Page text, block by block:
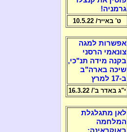
גרמניה!
ט' באייר/ 10.5.22
אפשרות למגה
צונאמי הרסני
בקנה מידה תנ"כי,
שיכה בארה"ב
ב-17 למרץ
י"ג באדר ב'/ 16.3.22
לאן מתגלגלת
המלחמה